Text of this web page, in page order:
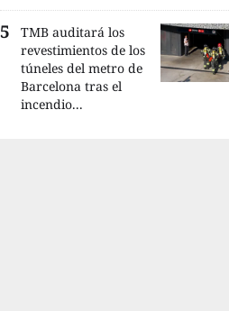
TMB auditará los
revestimientos de los
túneles del metro de
Barcelona tras el
incendio...